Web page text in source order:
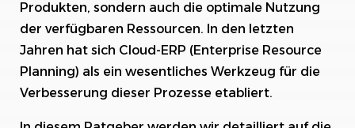
Herausforderungen bei der Implementierung
eines Cloud-ERP in der Produktion
Praktische Tipps für die erfolgreiche
Implementierung eines Cloud-ERP in der
Produktion
Fazit
Produkten, sondern auch die optimale Nutzung
der verfügbaren Ressourcen. In den letzten
Jahren hat sich Cloud-ERP (Enterprise Resource
Planning) als ein wesentliches Werkzeug für die
Verbesserung dieser Prozesse etabliert.